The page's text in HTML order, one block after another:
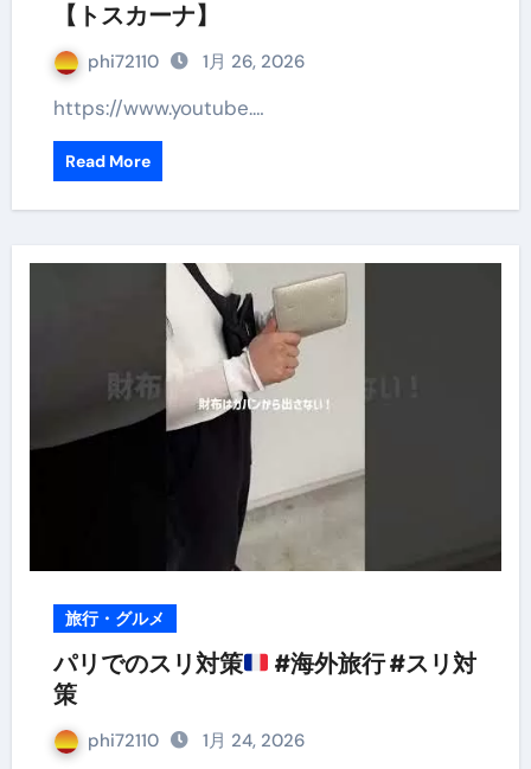
【トスカーナ】
phi72110 1月 26, 2026
https://www.youtube.…
Read More
旅行・グルメ
パリでのスリ対策
#海外旅行 #スリ対
策
phi72110 1月 24, 2026